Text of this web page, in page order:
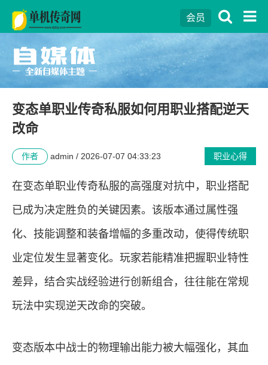
会员
变态单职业传奇私服如何用职业搭配逆天
改命
职业心得
作者 admin / 2026-07-07 04:33:23
在变态单职业传奇私服的高强度对抗中，职业搭配
已成为决定胜负的关键因素。该版本通过属性强
化、技能调整和装备增幅的多重改动，使得传统职
业定位发生显著变化。玩家若能精准把握职业特性
差异，结合实战经验进行创新组合，往往能在常规
玩法中实现逆天改命的突破。
变态版本中战士的物理输出能力被大幅强化，其血